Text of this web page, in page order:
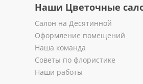
Наши Цветочные
Салон на Десятинной
Оформление помещений
Наша команда
Советы по флористике
Наши работы